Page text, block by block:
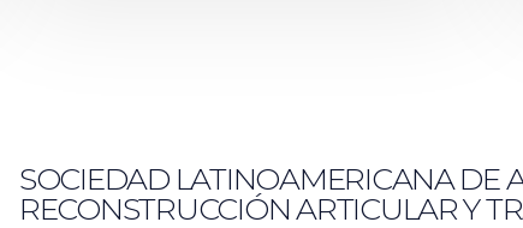
SOCIEDAD LATINOAMERICANA DE
RECONSTRUCCIÓN ARTICULAR Y